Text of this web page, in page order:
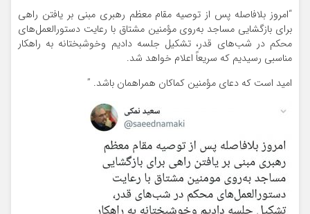
“‏امروز بلافاصله پس از توصیه مقام معظم رهبری مبنی بر یافتن راهی
برای بازگشایی مساجد به‌روی مؤمنین مشتاق با رعایت دستورالعمل‌های
محکم در شب‌های قدر، تشکیل جلسه دادیم وخوشبختانه به راهکار
مناسبی رسیدیم که سریعاً اعلام خواهد شد.
امید است که دعای مؤمنین کماکان همراهمان باشد. ”